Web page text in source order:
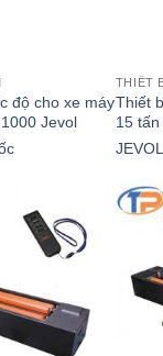
độ cho xe máy
Jevol
THIẾT
Thiết
15 tấn